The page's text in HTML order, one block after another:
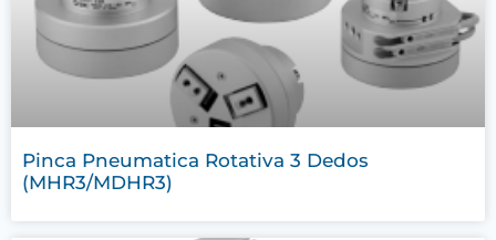
Pinca Pneumatica Rotativa 3 Dedos
(MHR3/MDHR3)